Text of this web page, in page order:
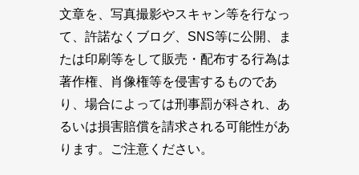
文章を、写真撮影やスキャン等を行なっ
て、許諾なくブログ、SNS等に公開、ま
たは印刷等をして販売・配布する行為は
著作権、肖像権等を侵害するものであ
り、場合によっては刑事罰が科され、あ
るいは損害賠償を請求される可能性があ
ります。ご注意ください。